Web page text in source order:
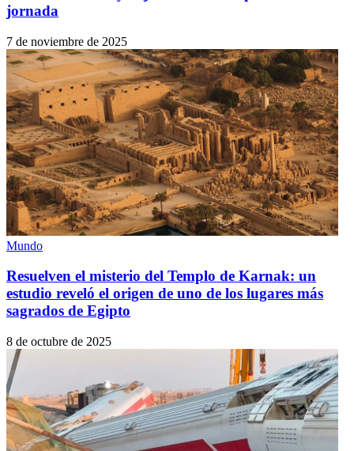
jornada
7 de noviembre de 2025
Mundo
Resuelven el misterio del Templo de Karnak: un
estudio reveló el origen de uno de los lugares más
sagrados de Egipto
8 de octubre de 2025